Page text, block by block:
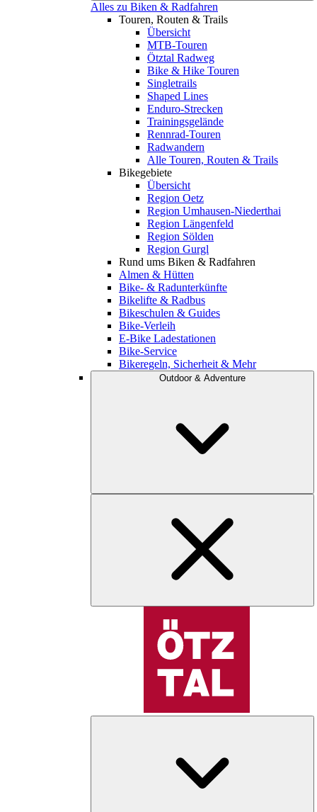
Alles zu Biken & Radfahren
Touren, Routen & Trails
Übersicht
MTB-Touren
Ötztal Radweg
Bike & Hike Touren
Singletrails
Shaped Lines
Enduro-Strecken
Trainingsgelände
Rennrad-Touren
Radwandern
Alle Touren, Routen & Trails
Bikegebiete
Übersicht
Region Oetz
Region Umhausen-Niederthai
Region Längenfeld
Region Sölden
Region Gurgl
Rund ums Biken & Radfahren
Almen & Hütten
Bike- & Radunterkünfte
Bikelifte & Radbus
Bikeschulen & Guides
Bike-Verleih
E-Bike Ladestationen
Bike-Service
Bikeregeln, Sicherheit & Mehr
Outdoor & Adventure